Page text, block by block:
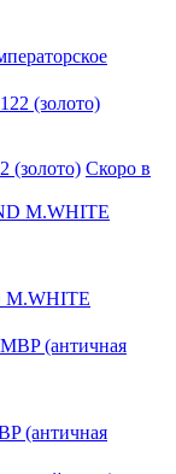
(золото) Скоро в
M.WHITE
(античная